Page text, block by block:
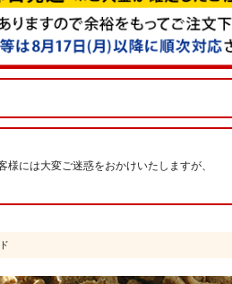
には大変ご迷惑をおかけいたしますが、